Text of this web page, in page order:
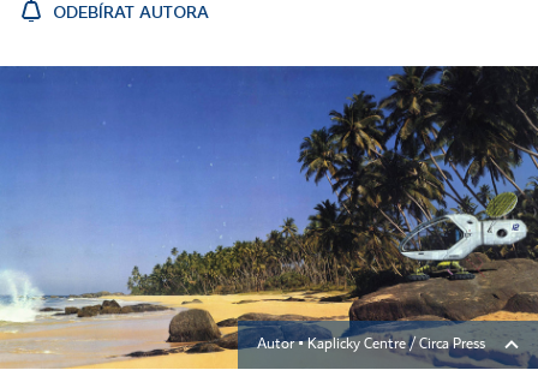
ODEBÍRAT AUTORA
Autor ▪Kaplicky Centre / Circa Press